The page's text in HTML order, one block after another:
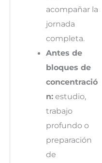
acompañar la
jornada
completa.
Antes de
bloques de
concentració
n:estudio,
trabajo
profundo o
preparación
de